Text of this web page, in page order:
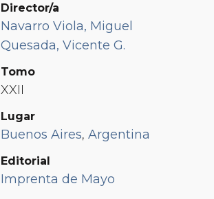
Director/a
Navarro Viola, Miguel
Quesada, Vicente G.
Tomo
XXII
Lugar
Buenos Aires, Argentina
Editorial
Imprenta de Mayo